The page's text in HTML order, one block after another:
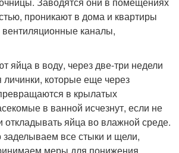
проникают в дома и квартиры
вентиляционные каналы,
яйца в воду, через две-три недели
личинки, которые еще через
в крылатых
в ванной исчезнут, если не
откладывать яйца во влажной среде.
все стыки и щели,
меры для понижения